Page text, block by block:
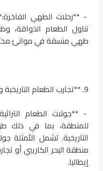
- **رحلات الطهي
تناول الطعام الذواقة،
طهي منسقة في موانئ
9. **تجارب الطعام التاريخية والثقافية**
- **جولات الطعام
للمنطقة، بما في ذلك
التاريخية. تشمل الأمثلة
منطقة البحر الكاريبي أو
إيطاليا.